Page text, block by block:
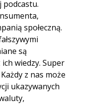
podcastu.
społeczną.
są
wiedzy. Super
z nas może
ukazywanych